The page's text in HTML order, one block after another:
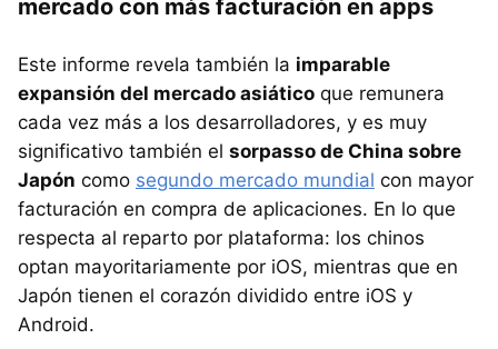
mercado con más facturación en apps
Este informe revela también la imparable
expansión del mercado asiático que remunera
cada vez más a los desarrolladores, y es muy
significativo también el sorpasso de China sobre
Japón como segundo mercado mundial con mayor
facturación en compra de aplicaciones. En lo que
respecta al reparto por plataforma: los chinos
optan mayoritariamente por iOS, mientras que en
Japón tienen el corazón dividido entre iOS y
Android.